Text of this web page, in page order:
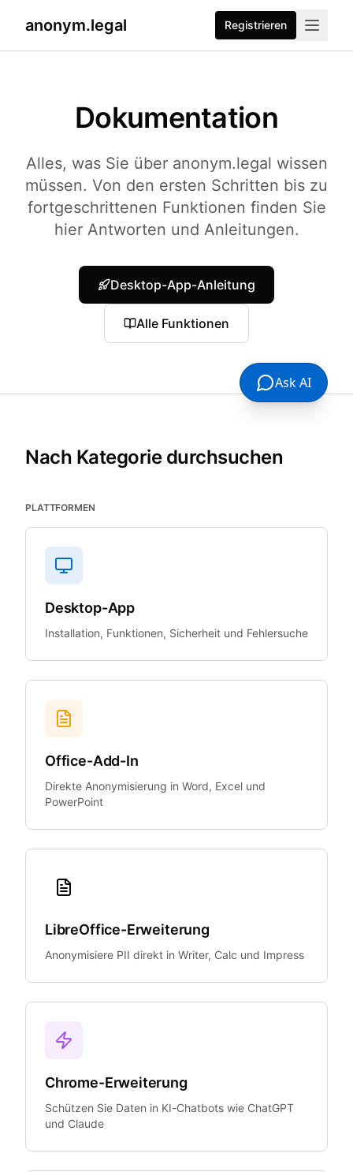
anonym.legal Registrieren
Dokumentation
Alles, was Sie über anonym.legal wissen
müssen. Von den ersten Schritten bis zu
fortgeschrittenen Funktionen finden Sie
hier Antworten und Anleitungen.
Desktop-App-Anleitung
Alle Funktionen
Nach Kategorie durchsuchen
PLATTFORMEN
Desktop-App
Installation, Funktionen, Sicherheit und Fehlersuche
Office-Add-In
Direkte Anonymisierung in Word, Excel und
PowerPoint
LibreOffice-Erweiterung
Anonymisiere PII direkt in Writer, Calc und Impress
Chrome-Erweiterung
Schützen Sie Daten in KI-Chatbots wie ChatGPT
und Claude
Ask AI